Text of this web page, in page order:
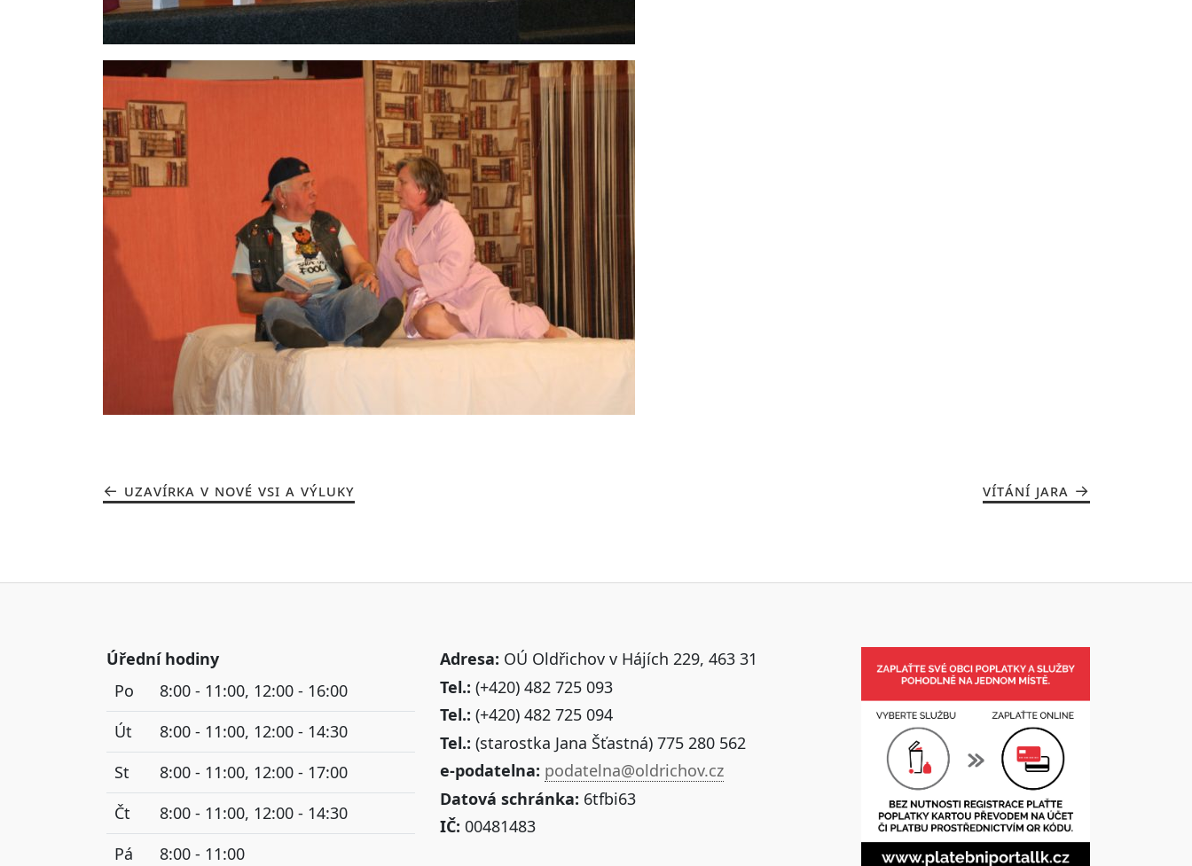
UZAVÍRKA V NOVÉ VSI A VÝLUKY VÍTÁNÍ JARA
Úřední hodiny
Po
8:00 - 11:00, 12:00 - 16:00
Út
8:00 - 11:00, 12:00 - 14:30
St
8:00 - 11:00, 12:00 - 17:00
Čt
8:00 - 11:00, 12:00 - 14:30
Pá
8:00 - 11:00
Adresa: OÚ Oldřichov v Hájích 229, 463 31
Tel.: (+420) 482 725 093
Tel.: (+420) 482 725 094
Tel.: (starostka Jana Šťastná) 775 280 562
e-podatelna: podatelna@oldrichov.cz
Datová schránka: 6tfbi63
IČ: 00481483